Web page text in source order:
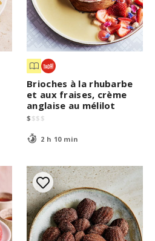
Brioches à la rhubarbe
et aux fraises, crème
anglaise au mélilot
$ $$ $
2 h 10 min